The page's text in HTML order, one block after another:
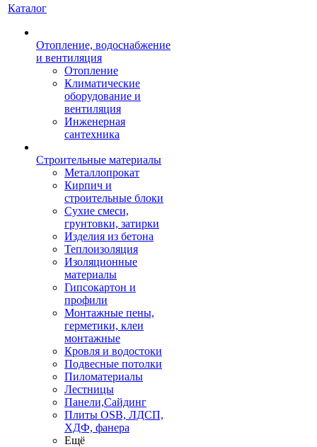
Каталог
Отопление, водоснабжение
и вентиляция
Отопление
Климатические
оборудование и
вентиляция
Инженерная
сантехника
Строительные материалы
Металлопрокат
Кирпич и
строительные блоки
Сухие смеси,
грунтовки, затирки
Изделия из бетона
Теплоизоляция
Изоляционные
материалы
Гипсокартон и
профили
Монтажные пены,
герметики, клеи
монтажные
Кровля и водостоки
Подвесные потолки
Пиломатериалы
Лестницы
Панели,Сайдинг
Плиты OSB, ЛДСП,
ХДФ, фанера
Ещё